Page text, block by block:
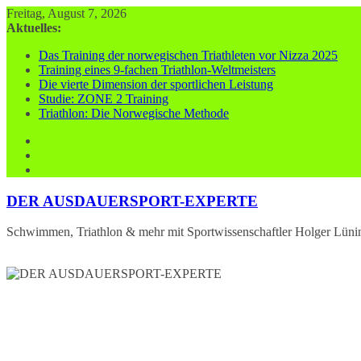
Zum
Inhalt
Freitag, August 7, 2026
Aktuelles:
Das Training der norwegischen Triathleten vor Nizza 2025
Training eines 9-fachen Triathlon-Weltmeisters
Die vierte Dimension der sportlichen Leistung
Studie: ZONE 2 Training
Triathlon: Die Norwegische Methode
DER AUSDAUERSPORT-EXPERTE
Schwimmen, Triathlon & mehr mit Sportwissenschaftler Holger